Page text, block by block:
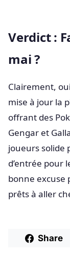
Verdict :
mai ?
Clairement,
mise à jour la
offrant des
Gengar et
joueurs solide
d’entrée pour
bonne excuse
prêts à aller
Share